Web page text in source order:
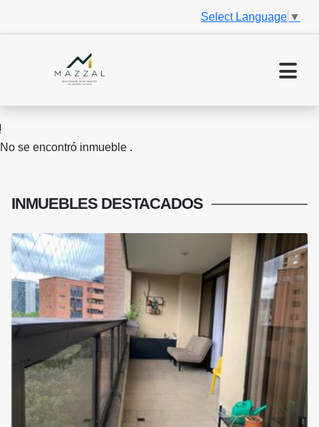
Select Language ▼
No se encontró inmueble .
INMUEBLES DESTACADOS